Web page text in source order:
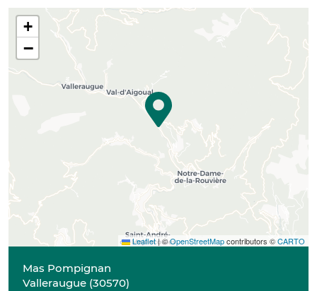
+
−
Leaflet|©OpenStreetMapcontributors ©CARTO
Mas Pompignan
Valleraugue (30570)